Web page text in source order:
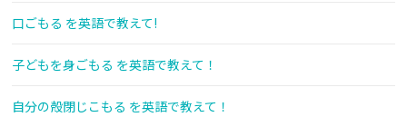
口ごもる を英語で教えて!
子どもを身ごもる を英語で教えて！
自分の殻閉じこもる を英語で教えて！